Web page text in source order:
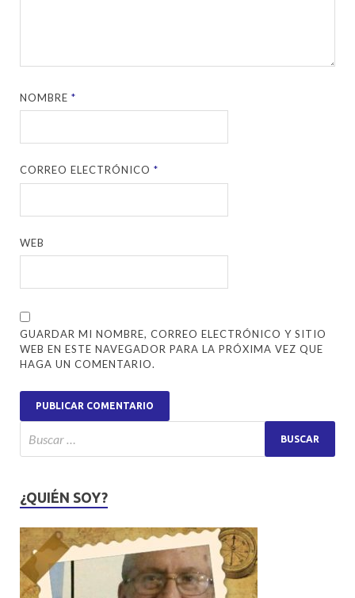
NOMBRE*
CORREO ELECTRÓNICO*
WEB
GUARDAR MI NOMBRE, CORREO ELECTRÓNICO Y SITIO
WEB EN ESTE NAVEGADOR PARA LA PRÓXIMA VEZ QUE
HAGA UN COMENTARIO.
¿QUIÉN SOY?